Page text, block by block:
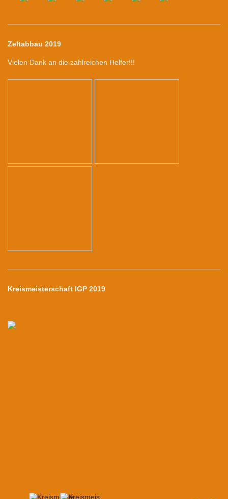
Zeltabbau 2019
Vielen Dank an die zahlreichen Helfer!!!
Kreismeisterschaft IGP 2019